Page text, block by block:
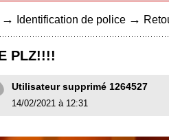
→ Identification de police →
PLZ!!!!
Utilisateur supprimé 1264527
14/02/2021 à 12:31